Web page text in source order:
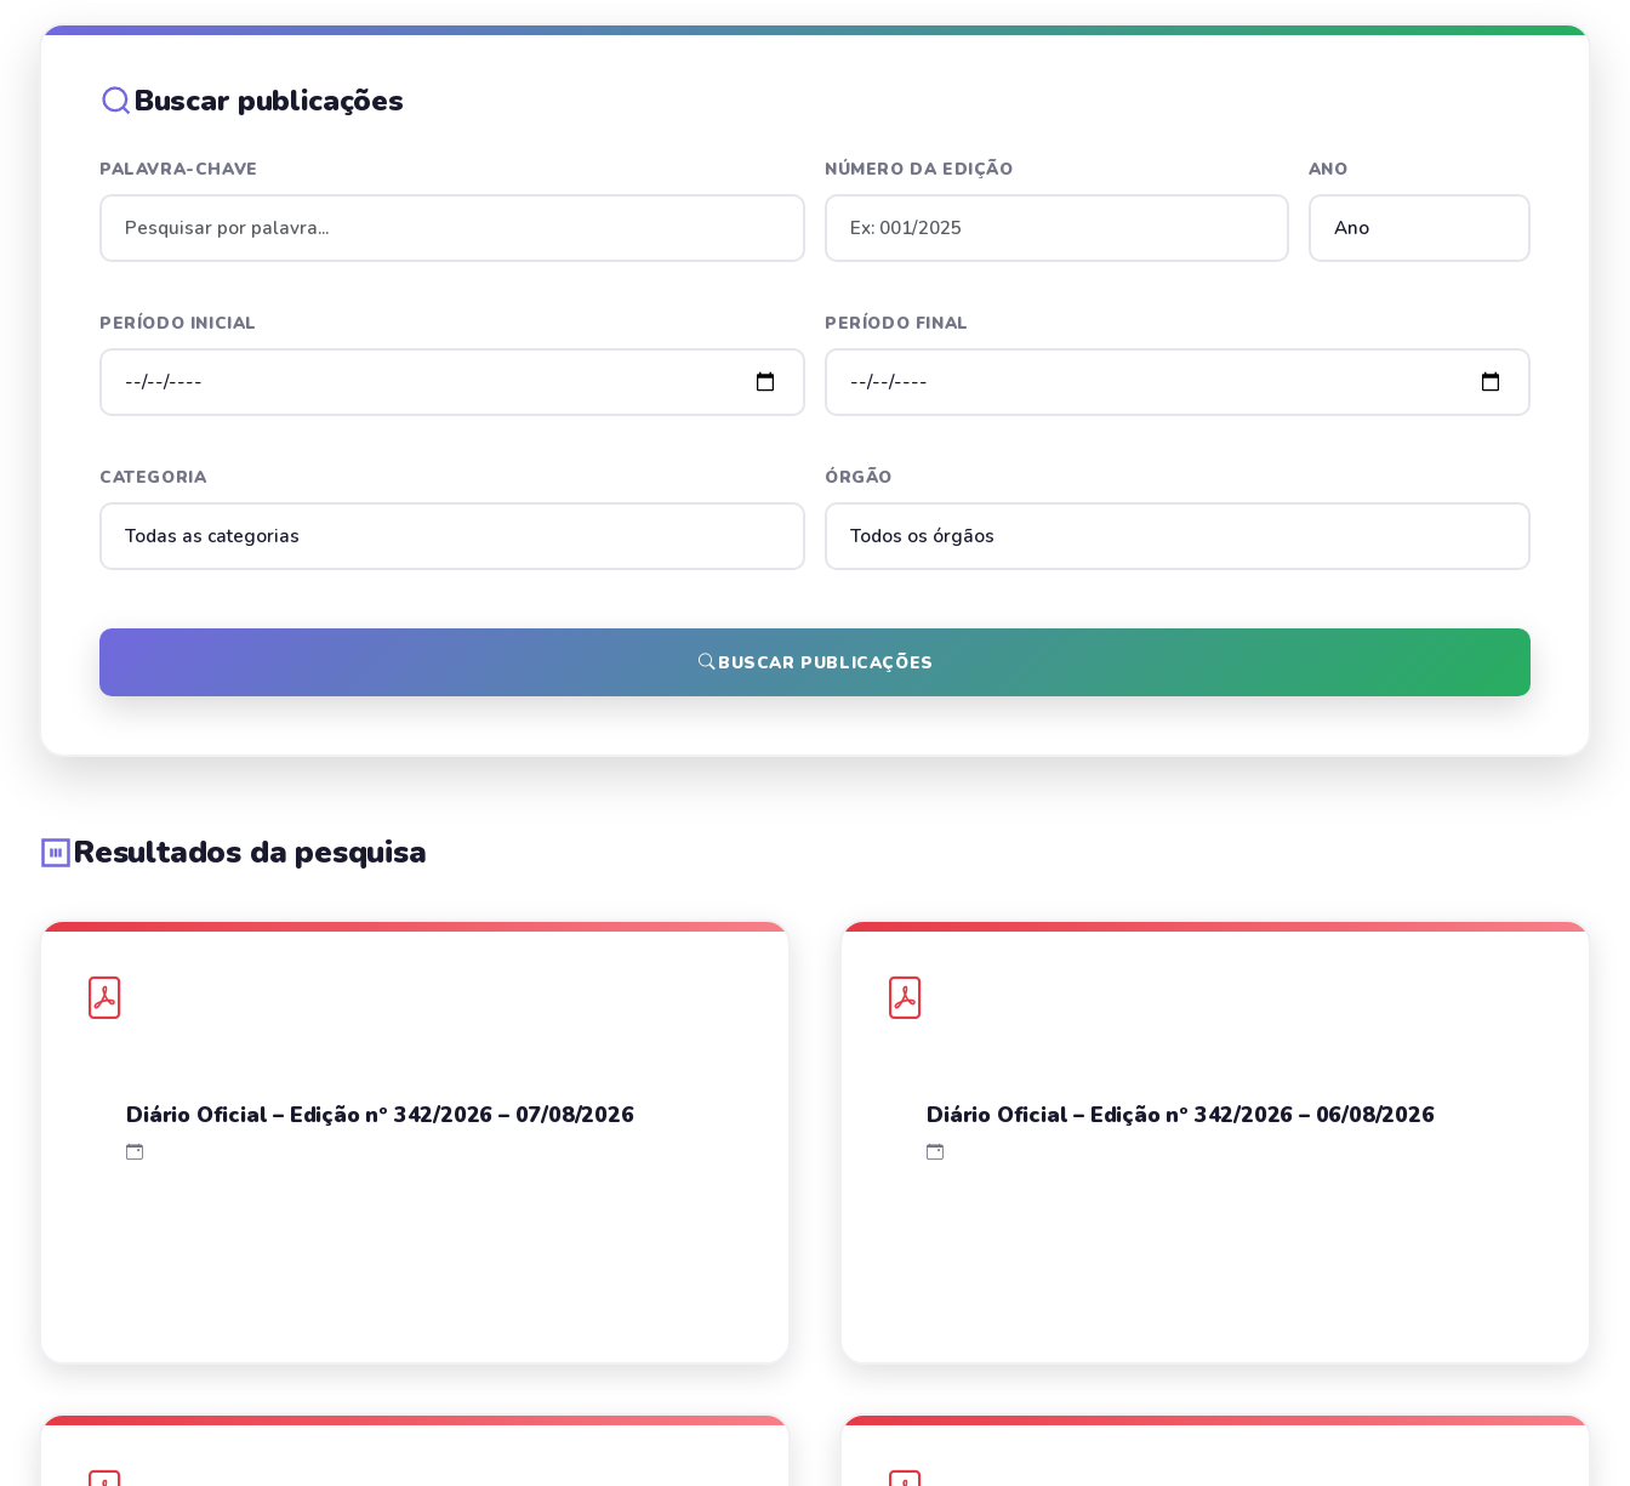
Buscar publicações
PALAVRA-CHAVE NÚMERO DA EDIÇÃO ANO
PERÍODO INICIAL PERÍODO FINAL
CATEGORIA ÓRGÃO
BUSCAR PUBLICAÇÕES
Resultados da pesquisa
Diário Oficial – Edição nº 342/2026 – 07/08/2026 Diário Oficial – Edição nº 342/2026 – 06/08/2026